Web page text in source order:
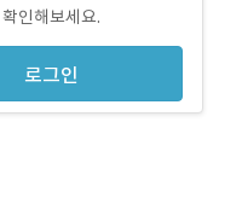
확인해보세요.
로그인